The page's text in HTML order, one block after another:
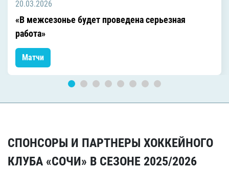
20.03.2026
«В межсезонье будет проведена серьезная
работа»
Матчи
СПОНСОРЫ И ПАРТНЕРЫ ХОККЕЙНОГО
КЛУБА «СОЧИ» В СЕЗОНЕ 2025/2026